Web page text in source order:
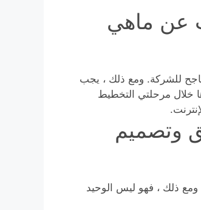
عن ماهي
للشركة. ومع ذلك ، يجب
خلال مرحلتي التخطيط
وتصميم
ومع ذلك ، فهو ليس الوحيد